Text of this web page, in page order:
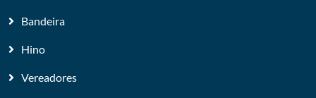
Bandeira
Hino
Vereadores